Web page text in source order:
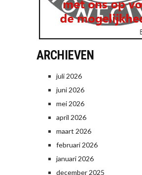
ARCHIEVEN
juli 2026
juni 2026
mei 2026
april 2026
maart 2026
februari 2026
januari 2026
december 2025